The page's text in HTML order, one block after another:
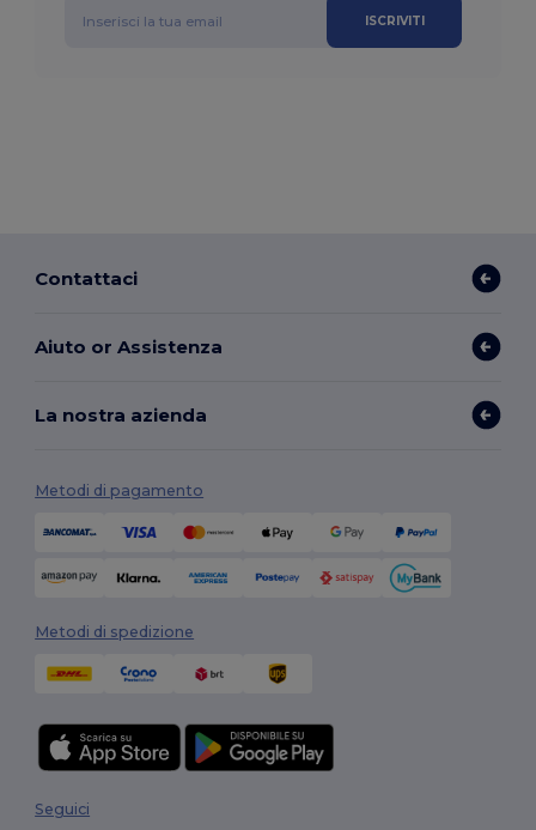
ISCRIVITI
Contattaci
Aiuto or Assistenza
La nostra azienda
Metodi di pagamento
Metodi di spedizione
Seguici